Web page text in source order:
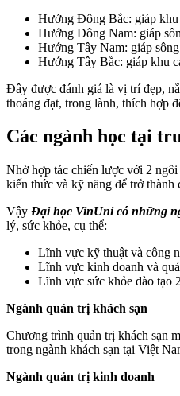
Hướng Đông Bắc: giáp khu
Hướng Đông Nam: giáp
Hướng Tây Nam: giáp
Hướng Tây Bắc: giáp khu
Đây được đánh giá là vị trí đẹp,
thoáng đạt, trong lành, thích hợp
Các ngành học tại
Nhờ hợp tác chiến lược với 2
kiến thức và kỹ năng để trở thành
Vậy Đại học VinUni có những
lý, sức khỏe, cụ thể:
Lĩnh vực kỹ thuật và công
Lĩnh vực kinh doanh và
Lĩnh vực sức khỏe đào tạo
Ngành quản trị khách sạn
Chương trình quản trị khách sạn
trong ngành khách sạn tại Việt
Ngành quản trị kinh doanh